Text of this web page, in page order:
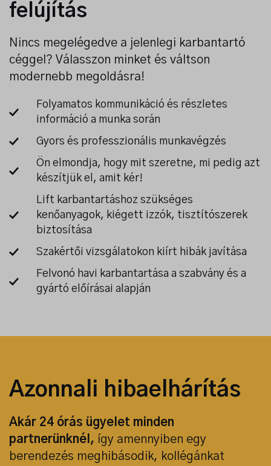
felújítás
Nincs megelégedve a jelenlegi karbantartó
céggel? Válasszon minket és váltson
modernebb megoldásra!
Folyamatos kommunikáció és részletes
információ a munka során
Gyors és professzionális munkavégzés
Ön elmondja, hogy mit szeretne, mi pedig azt
készítjük el, amit kér!
Lift karbantartáshoz szükséges
kenőanyagok, kiégett izzók, tisztítószerek
biztosítása
Szakértői vizsgálatokon kiírt hibák javítása
Felvonó havi karbantartása a szabvány és a
gyártó előírásai alapján
Azonnali hibaelhárítás
Akár 24 órás ügyelet minden
partnerünknél, így amennyiben egy
berendezés meghibásodik, kollégánkat